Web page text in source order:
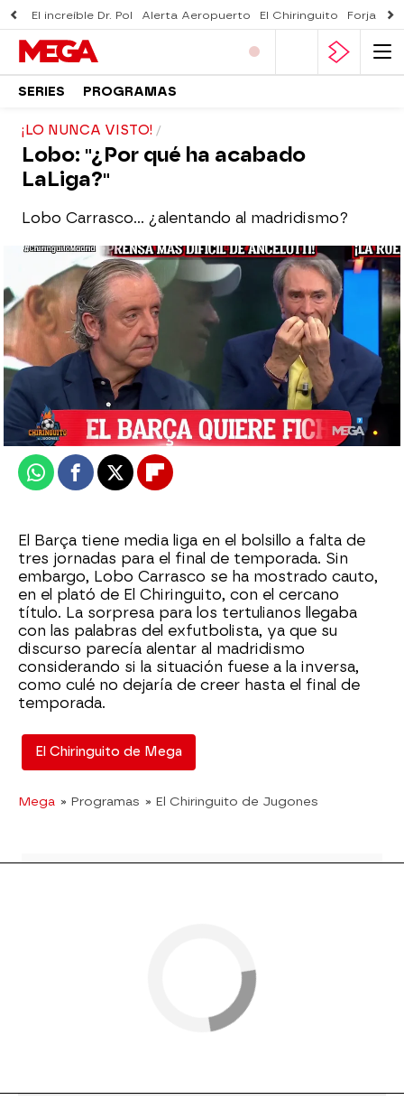
El increíble Dr. Pol Alerta Aeropuerto El Chiringuito Forjado
SERIES PROGRAMAS
¡LO NUNCA VISTO!
Lobo: "¿Por qué ha acabado
LaLiga?"
Lobo Carrasco... ¿alentando al madridismo?
El Chiringuito
Publicado: 14 de mayo de 2025, 01:45
WhatsappFacebook
X Flipboard
El Barça tiene media liga en el bolsillo a falta de
tres jornadas para el final de temporada. Sin
embargo, Lobo Carrasco se ha mostrado cauto,
en el plató de El Chiringuito, con el cercano
título. La sorpresa para los tertulianos llegaba
con las palabras del exfutbolista, ya que su
discurso parecía alentar al madridismo
considerando si la situación fuese a la inversa,
como culé no dejaría de creer hasta el final de
temporada.
El Chiringuito de Mega
Mega » Programas » El Chiringuito de Jugones